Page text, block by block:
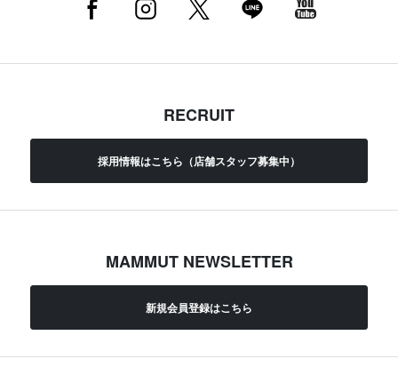
RECRUIT
採用情報はこちら（店舗スタッフ募集中）
MAMMUT NEWSLETTER
新規会員登録はこちら